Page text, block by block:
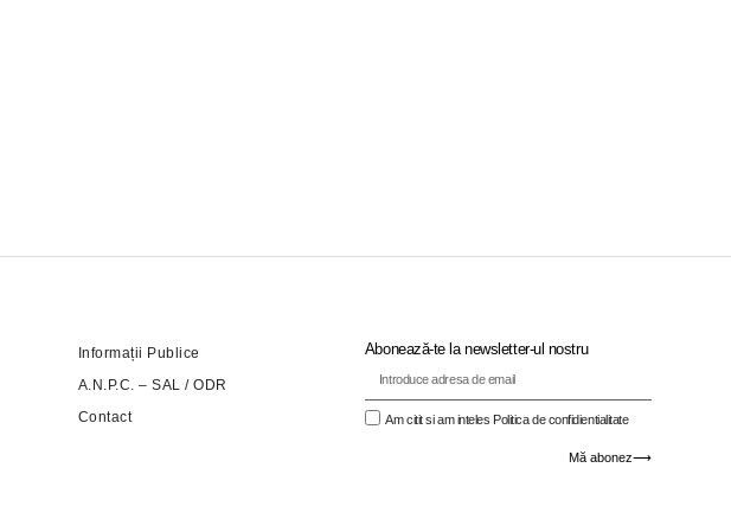
Informații Publice
A.N.P.C. – SAL /ODR
Contact
Abonează-te la newsletter-ul nostru
Am citit si am inteles Politica de confidientialitate
Mă abonez⟶